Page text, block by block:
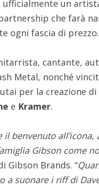
ufficialmente un
che farà
ogni fascia di prezzo.
cantante,
Metal, nonché
per la creazione
e Kramer.
il benvenuto
Gibson come
Gibson Brands. “
a suonare i riff di